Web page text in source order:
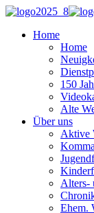
Home
Home
150
Alte
Über uns
Aktive
Alters-
Ehem.